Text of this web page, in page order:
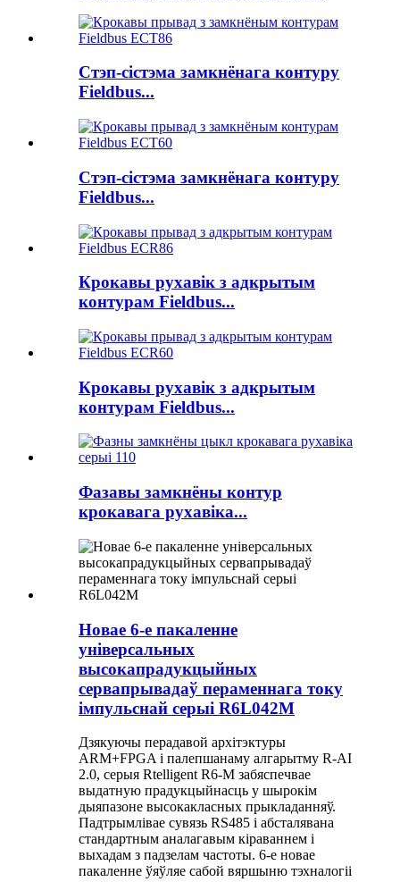
Стэп-сістэма замкнёнага контуру
Fieldbus...
Стэп-сістэма замкнёнага контуру
Fieldbus...
Крокавы рухавік з адкрытым
контурам Fieldbus...
Крокавы рухавік з адкрытым
контурам Fieldbus...
Фазавы замкнёны контур
крокавага рухавіка...
Новае 6-е пакаленне
універсальных
высокапрадукцыйных
сервапрывадаў пераменнага току
імпульснай серыі R6L042M
Дзякуючы перадавой архітэктуры
ARM+FPGA і палепшанаму алгарытму R-AI
2.0, серыя Rtelligent R6-M забяспечвае
выдатную прадукцыйнасць у шырокім
дыяпазоне высокакласных прыкладанняў.
Падтрымлівае сувязь RS485 і абсталявана
стандартным аналагавым кіраваннем і
выхадам з падзелам частоты. 6-е новае
пакаленне ўяўляе сабой вяршыню тэхналогіі